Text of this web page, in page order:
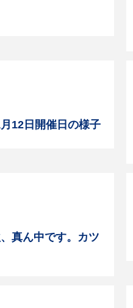
12日開催日の様子
真ん中です。カツ